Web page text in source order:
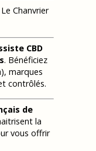
Chanvrier
CBD
. Bénéficiez
marques
contrôlés.
de
la
vous offrir